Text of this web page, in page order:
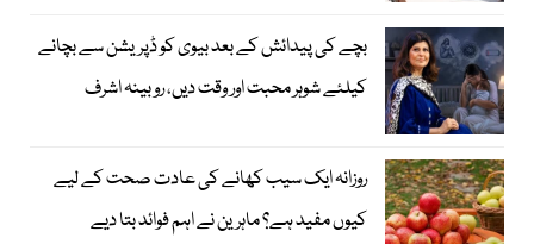
بچے کی پیدائش کے بعد بیوی کو ڈپریشن سے بچانے
کیلئے شوہر محبت اور وقت دیں، روبینہ اشرف
روزانہ ایک سیب کھانے کی عادت صحت کے لیے
کیوں مفید ہے؟ ماہرین نے اہم فوائد بتا دیے